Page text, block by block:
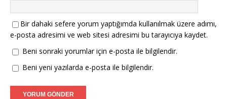
Bir dahaki sefere yorum yaptığımda kullanılmak üzere adımı,
e-posta adresimi ve web sitesi adresimi bu tarayıcıya kaydet.
Beni sonraki yorumlar için e-posta ile bilgilendir.
Beni yeni yazılarda e-posta ile bilgilendir.